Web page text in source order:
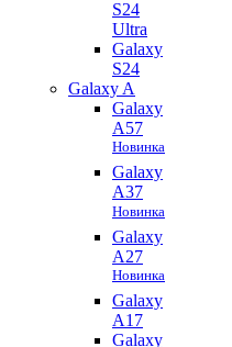
S24
Ultra
Galaxy
S24
Galaxy A
Galaxy
A57
Новинка
Galaxy
A37
Новинка
Galaxy
A27
Новинка
Galaxy
A17
Galaxy